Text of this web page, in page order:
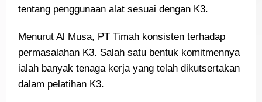
tentang penggunaan alat sesuai dengan K3.
Menurut Al Musa, PT Timah konsisten terhadap
permasalahan K3. Salah satu bentuk komitmennya
ialah banyak tenaga kerja yang telah dikutsertakan
dalam pelatihan K3.